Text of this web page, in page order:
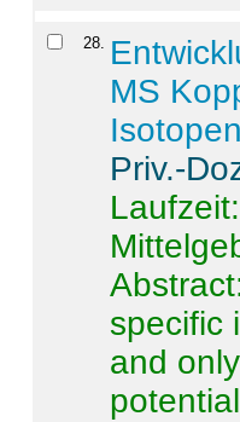
28.
MS
Priv.-
specific
and